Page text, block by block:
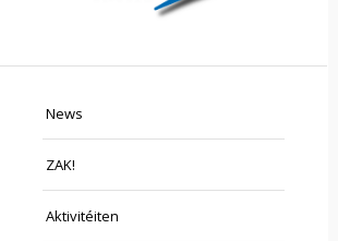
News
ZAK!
Aktivitéiten